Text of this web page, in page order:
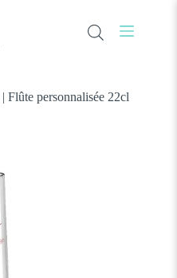
| Flûte personnalisée 22cl